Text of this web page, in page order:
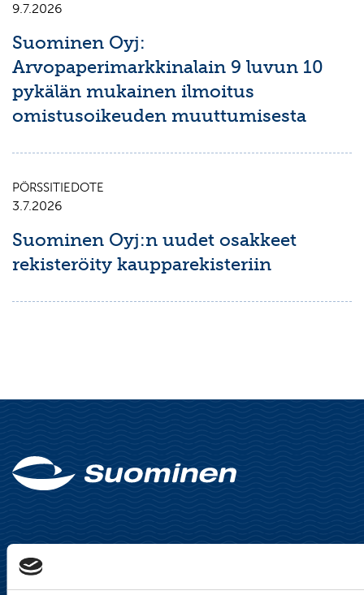
9.7.2026
Suominen Oyj:
Arvopaperimarkkinalain 9 luvun 10
pykälän mukainen ilmoitus
omistusoikeuden muuttumisesta
PÖRSSITIEDOTE
3.7.2026
Suominen Oyj:n uudet osakkeet
rekisteröity kaupparekisteriin
Suominen Oyj